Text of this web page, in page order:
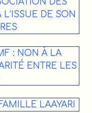
DE SON
: NON À LA
ENTRE LES
LAAYARI